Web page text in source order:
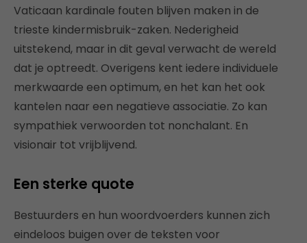
Vaticaan kardinale fouten blijven maken in de
trieste kindermisbruik-zaken. Nederigheid
uitstekend, maar in dit geval verwacht de wereld
dat je optreedt. Overigens kent iedere individuele
merkwaarde een optimum, en het kan het ook
kantelen naar een negatieve associatie. Zo kan
sympathiek verwoorden tot nonchalant. En
visionair tot vrijblijvend.
Een sterke quote
Bestuurders en hun woordvoerders kunnen zich
eindeloos buigen over de teksten voor